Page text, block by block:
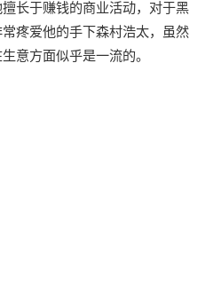
长于赚钱的商业活动，对于黑
疼爱他的手下森村浩太，虽然
意方面似乎是一流的。